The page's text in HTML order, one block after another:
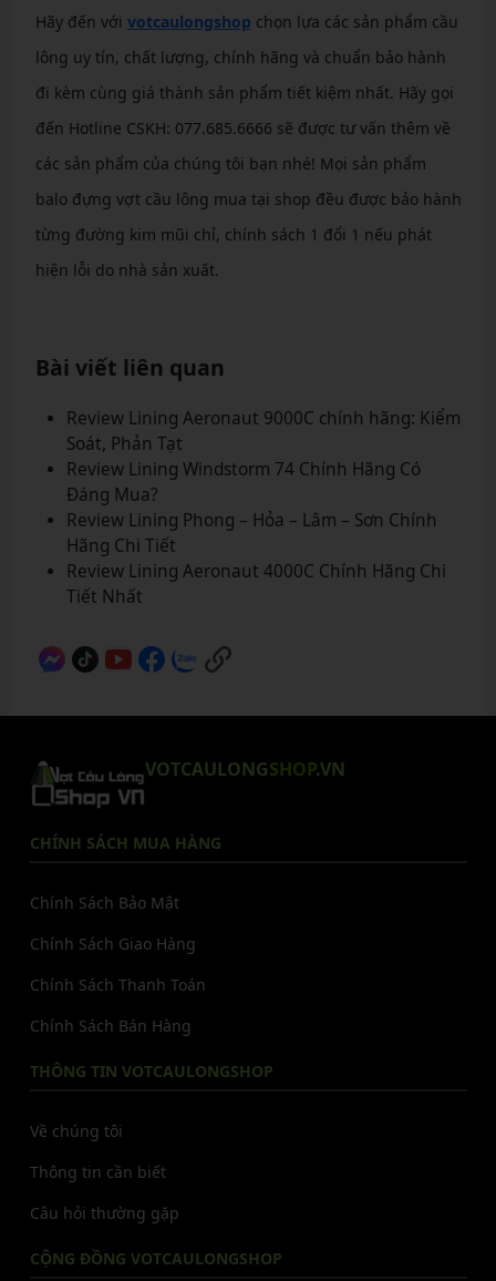
Hãy đến với votcaulongshop chọn lựa các sản phẩm cầu
lông uy tín, chất lượng, chính hãng và chuẩn bảo hành
đi kèm cùng giá thành sản phẩm tiết kiệm nhất. Hãy gọi
đến Hotline CSKH: 077.685.6666 sẽ được tư vấn thêm về
các sản phẩm của chúng tôi bạn nhé! Mọi sản phẩm
balo đựng vợt cầu lông mua tại shop đều được bảo hành
từng đường kim mũi chỉ, chính sách 1 đổi 1 nếu phát
hiện lỗi do nhà sản xuất.
Bài viết liên quan
Review Lining Aeronaut 9000C chính hãng: Kiểm
Soát, Phản Tạt
Review Lining Windstorm 74 Chính Hãng Có
Đáng Mua?
Review Lining Phong – Hỏa – Lâm – Sơn Chính
Hãng Chi Tiết
Review Lining Aeronaut 4000C Chính Hãng Chi
Tiết Nhất
VOTCAULONGSHOP.VN
CHÍNH SÁCH MUA HÀNG
Chính Sách Bảo Mật
Chính Sách Giao Hàng
Chính Sách Thanh Toán
Chính Sách Bán Hàng
THÔNG TIN VOTCAULONGSHOP
Về chúng tôi
Thông tin cần biết
Câu hỏi thường gặp
CỘNG ĐỒNG VOTCAULONGSHOP